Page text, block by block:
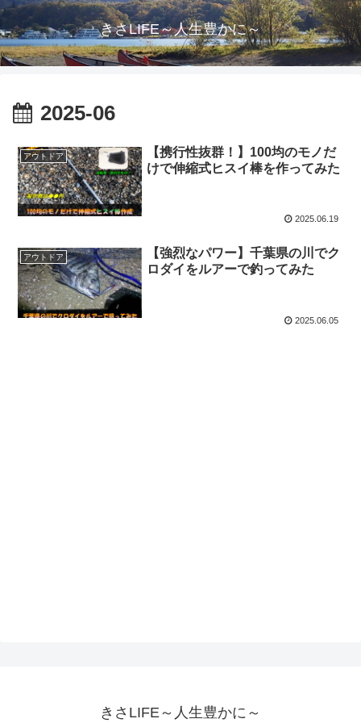
きさLIFE～人生豊かに～
2025-06
アウトドア
【携行性抜群！】100均のモノだ
けで伸縮式ヒスイ棒を作ってみた
2025.06.19
アウトドア
【強烈なパワー】千葉県の川でク
ロダイをルアーで釣ってみた
2025.06.05
きさLIFE～人生豊かに～